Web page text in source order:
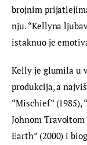
brojnim
nju. “Kellyna
istaknuo je
Kelly je glumila u
produkcija, a
“Mischief” (1985),
Johnom
Earth” (2000) i